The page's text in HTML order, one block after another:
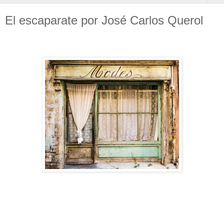
El escaparate por José Carlos Querol